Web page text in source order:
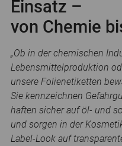
Einsatz –
von Chemie
„Ob in der chemischen
Lebensmittelproduktion
unsere Folienetiketten
Sie kennzeichnen
haften sicher auf öl- und
und sorgen in der
Label-Look auf